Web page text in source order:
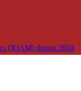
(JOAM) depuis 2024